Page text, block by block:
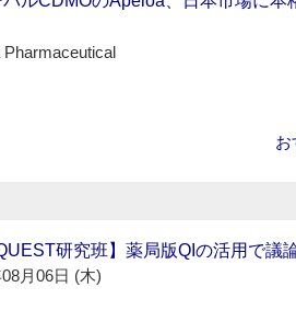
Pharmaceutical
お
研究班】薬局版QIの活用で議
月06日 (木)